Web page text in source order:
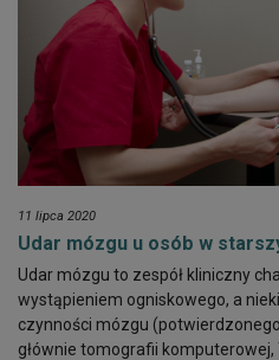
11 lipca 2020
Udar mózgu u osób w
Udar mózgu to zespół kliniczny
wystąpieniem ogniskowego, a
czynności mózgu
głównie tomografii